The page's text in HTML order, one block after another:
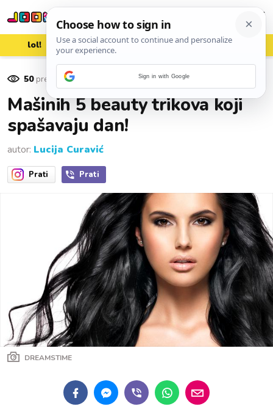
lol! aww vrh! woot?!
50pregleda 25. studenoga 2016.
Mašinih 5 beauty trikova koji
spašavaju dan!
autor: Lucija Curavić
Prati Prati
DREAMSTIME
Sign in with Google